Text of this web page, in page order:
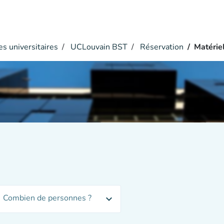
universitaires UCLouvain BST Réservation
Combien de personnes ? expand_more